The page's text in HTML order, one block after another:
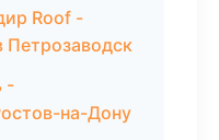
Roof -
Петрозаводск
-
на-Дону